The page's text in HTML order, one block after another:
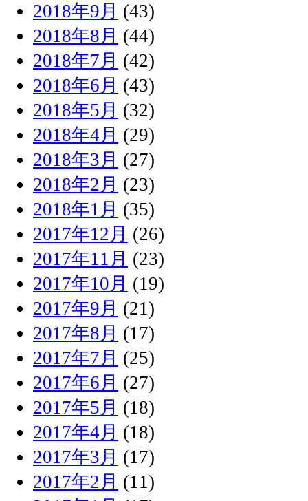
2018年9月 (43)
2018年8月 (44)
2018年7月 (42)
2018年6月 (43)
2018年5月 (32)
2018年4月 (29)
2018年3月 (27)
2018年2月 (23)
2018年1月 (35)
2017年12月 (26)
2017年11月 (23)
2017年10月 (19)
2017年9月 (21)
2017年8月 (17)
2017年7月 (25)
2017年6月 (27)
2017年5月 (18)
2017年4月 (18)
2017年3月 (17)
2017年2月 (11)